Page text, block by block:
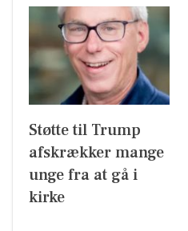
Støtte til Trump
afskrækker mange
unge fra at gå i
kirke